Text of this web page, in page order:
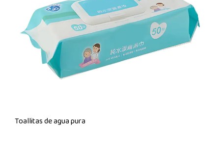
Toallitas de agua pura